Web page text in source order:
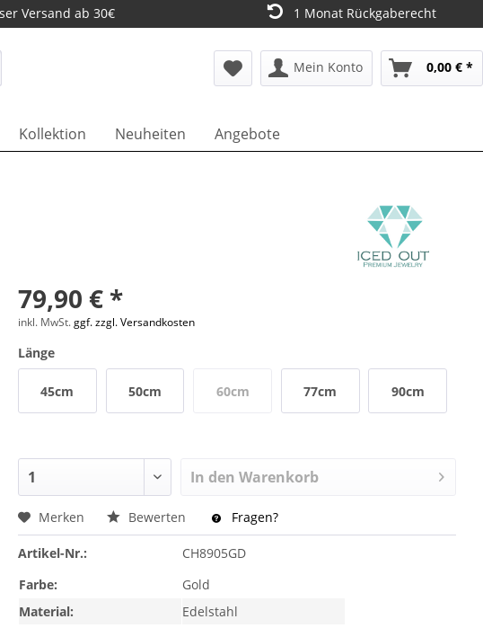
Versand ab 30€ 1 Monat Rückgaberecht
Mein Konto 0,00 € *
Kollektion Neuheiten Angebote
79,90 € *
inkl. MwSt.ggf. zzgl. Versandkosten
Länge
45cm 50cm 60cm 77cm 90cm
In den Warenkorb
Merken Bewerten Fragen?
Artikel-Nr.:
CH8905GD
Farbe:
Gold
Material:
Edelstahl